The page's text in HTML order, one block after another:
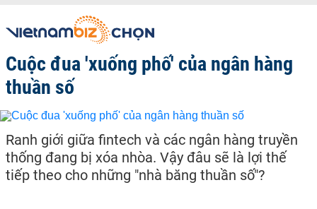
Cuộc đua 'xuống phố' của ngân hàng
thuần số
Ranh giới giữa fintech và các ngân hàng truyền
thống đang bị xóa nhòa. Vậy đâu sẽ là lợi thế
tiếp theo cho những "nhà băng thuần số"?